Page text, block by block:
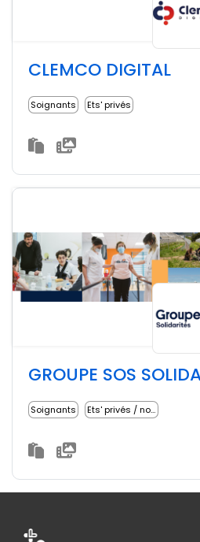
CLEMCO DIGITAL
Soignants Ets' privés
GROUPE SOS
Soignants Ets' privés / non lucratifs